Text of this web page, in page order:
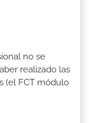
no se
realizado las
(el FCT módulo